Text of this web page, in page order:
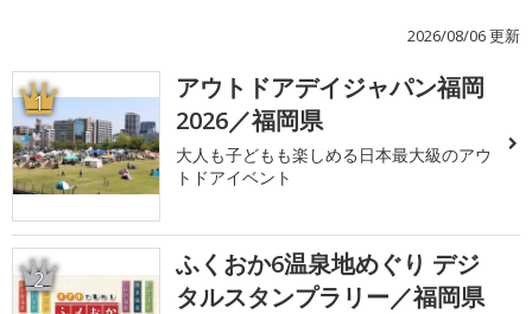
2026/08/06 更新
1
アウトドアデイジャパン福岡
2026／福岡県
大人も子どもも楽しめる日本最大級のアウ
トドアイベント
2
ふくおか6温泉地めぐり デジ
タルスタンプラリー／福岡県